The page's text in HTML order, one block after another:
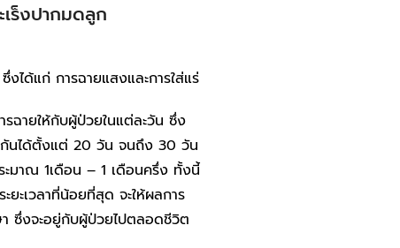
ร็งปากมดลูก
ได้แก่ การฉายแสงและการใส่แร่
ายให้กับผู้ป่วยในแต่ละวัน ซึ่ง
กันได้ตั้งแต่ 20 วัน จนถึง 30 วัน
ะมาณ 1เดือน – 1 เดือนครึ่ง ทั้งนี้
ยะเวลาที่น้อยที่สุด จะให้ผลการ
ซึ่งจะอยู่กับผู้ป่วยไปตลอดชีวิต